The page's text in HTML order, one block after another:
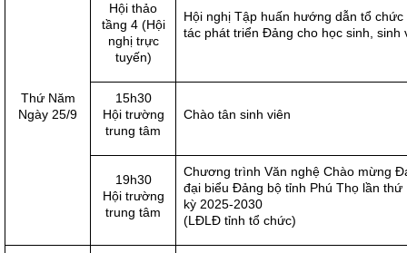
Thứ Năm
Ngày 25/9
Hội thảo
tầng 4 (Hội
nghị trực
tuyến)
Hội nghị Tập huấn hướng dẫn tổ chức
tác phát triển Đảng cho học sinh, sinh
15h30
Hội trường
trung tâm
Chào tân sinh viên
19h30
Hội trường
trung tâm
Chương trình Văn nghệ Chào mừng
đại biểu Đảng bộ tỉnh Phú Thọ lần thứ
kỳ 2025-2030
(LĐLĐ tỉnh tổ chức)